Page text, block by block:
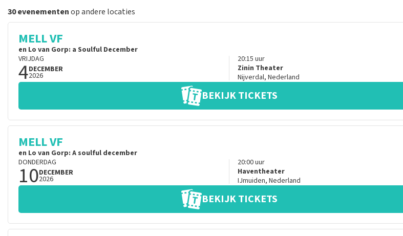
30 evenementenop andere locaties
MELL VF
en Lo van Gorp: a Soulful December
VRIJDAG
4DECEMBER
2026
20:15 uur
Zinin Theater
Nijverdal, Nederland
BEKIJK TICKETS
MELL VF
en Lo van Gorp: A soulful december
DONDERDAG
10DECEMBER
2026
20:00uur
Haventheater
IJmuiden, Nederland
BEKIJK TICKETS